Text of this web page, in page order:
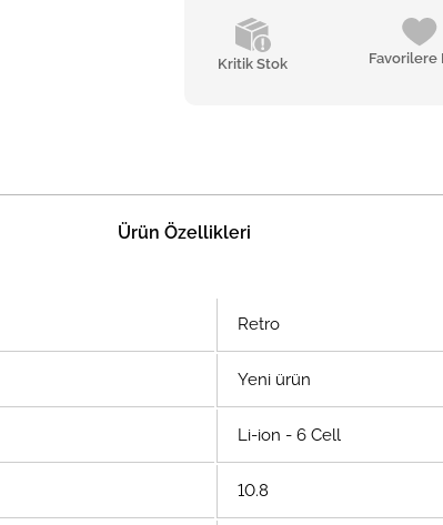
Kritik Stok Favorilere
Ürün Özellikleri
Retro
Yeni ürün
Li-ion - 6 Cell
10.8